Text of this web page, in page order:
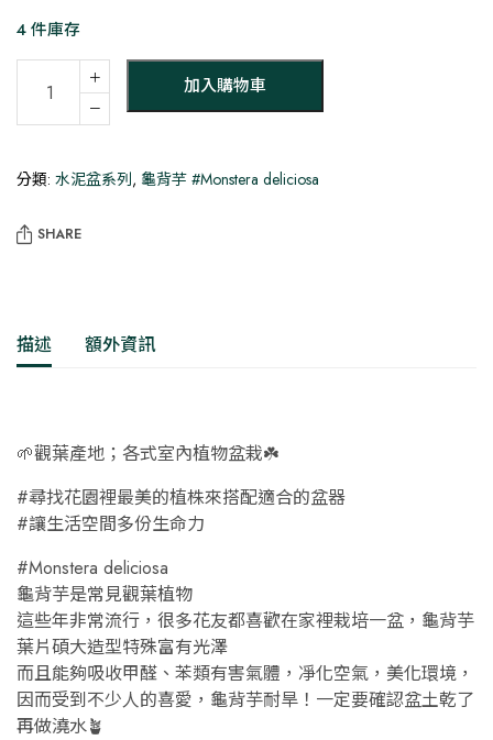
NT$1,600。NT$1,500。
4 件庫存
－
龜
芋
量
＋ 加入購物車
分類: 水泥盆系列, 龜背芋 #Monstera deliciosa
SHARE
描述 額外資訊
🌱觀葉產地；各式室內植物盆栽☘️
#尋找花園裡最美的植株來搭配適合的盆器
#讓生活空間多份生命力
#Monstera deliciosa
龜背芋是常見觀葉植物
這些年非常流行，很多花友都喜歡在家裡栽培一盆，龜背芋
葉片碩大造型特殊富有光澤
而且能夠吸收甲醛、苯類有害氣體，凈化空氣，美化環境，
因而受到不少人的喜愛，龜背芋耐旱！一定要確認盆土乾了
再做澆水🪴